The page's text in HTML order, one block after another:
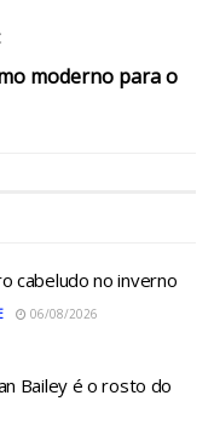
moderno para o
cabeludo no inverno
06/08/2026
Bailey é o rosto do